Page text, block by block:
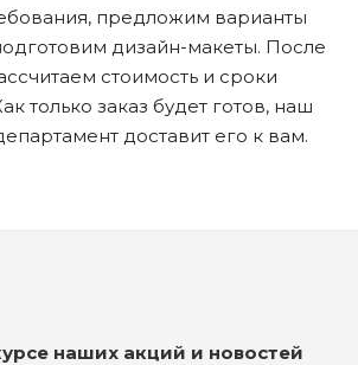
предложим варианты
дизайн-макеты. После
стоимость и сроки
только заказ будет готов, наш
доставит его к вам.
наших акций и новостей